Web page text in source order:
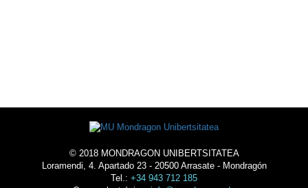
© 2018 MONDRAGON UNIBERTSITATEA
Loramendi, 4. Apartado 23 - 20500 Arrasate - Mondragón
Tel.: +34 943 712 185